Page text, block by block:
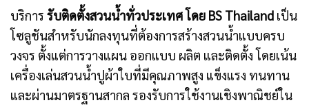
บริการ รับติดตั้งสวนน้ำทั่วประเทศ โดย BS Thailand เป็น
โซลูชันสำหรับนักลงทุนที่ต้องการสร้างสวนน้ำแบบครบ
วงจร ตั้งแต่การวางแผน ออกแบบ ผลิต และติดตั้ง โดยเน้น
เครื่องเล่นสวนน้ำปูผ้าใบที่มีคุณภาพสูง แข็งแรง ทนทาน
และผ่านมาตรฐานสากล รองรับการใช้งานเชิงพาณิชย์ใน